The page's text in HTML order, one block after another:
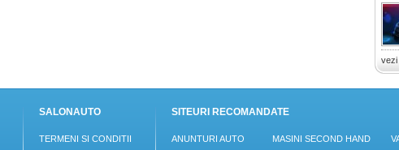
vezi
SALONAUTO
TERMENI SI CONDITII
SITEURI RECOMANDATE
ANUNTURI AUTO MASINI SECOND HAND